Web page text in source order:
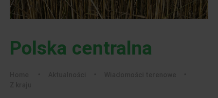
Polska centralna